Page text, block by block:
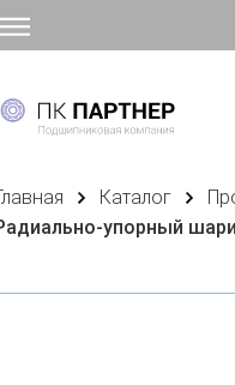
Каталог
упорный